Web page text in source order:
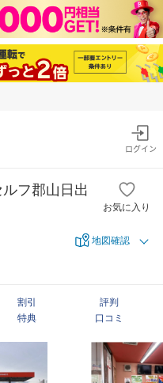
ログイン
フ郡山日出
お気に入り
地図確認
割引
特典
評判
口コミ